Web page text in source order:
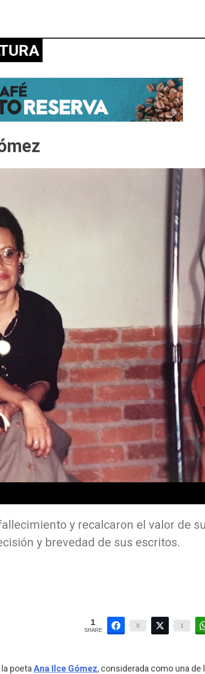
y recalcaron el valor de su
y brevedad de sus escritos.
1
SHARE
0 1
poeta Ana Ilce Gómez, considerada como una de